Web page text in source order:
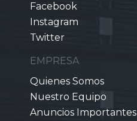
Facebook
Instagram
Twitter
EMPRESA
Quienes Somos
Nuestro Equipo
Anuncios Importantes